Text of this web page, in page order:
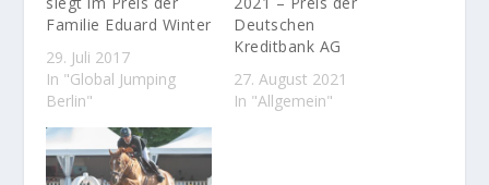
Familie Eduard Winter
29. Juli 2017
In "Global Jumping
Berlin"
Deutschen
Kreditbank AG
27. August 2021
In "Allgemein"